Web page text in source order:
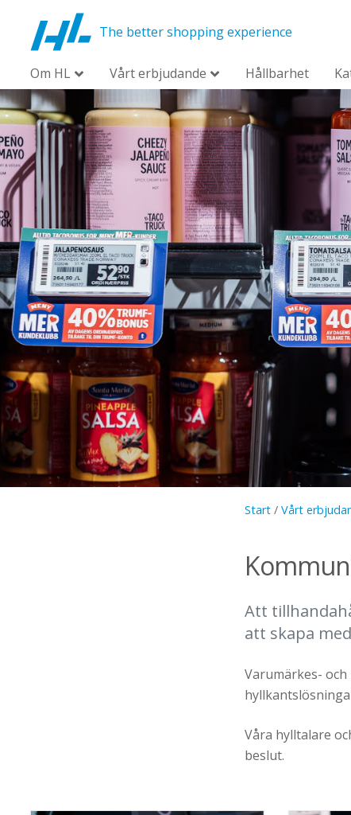
The better shopping experience
Om HL Vårt erbjudande Hållbarhet
Start/ Vårt
Att
att skapa
Varumärkes-
Våra hylltalare
beslut.